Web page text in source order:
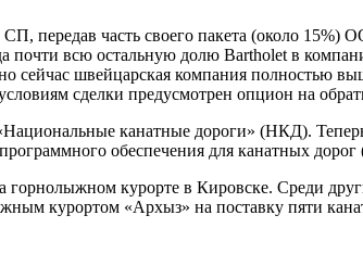
передав часть своего пакета (около
всю остальную долю Bartholet в
сейчас швейцарская компания полностью
сделки предусмотрен опцион на
канатные дороги» (НКД).
обеспечения для канатных
горнолыжном курорте в Кировске. Среди
курортом «Архыз» на поставку пяти